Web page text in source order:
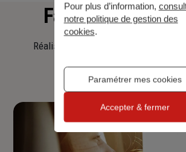
Faitesune
Réalisez une simulation tarifaire
Pour plus d’information,
notre politique de gestion des
cookies.
Paramétrer mes cookies
Accepter & fermer